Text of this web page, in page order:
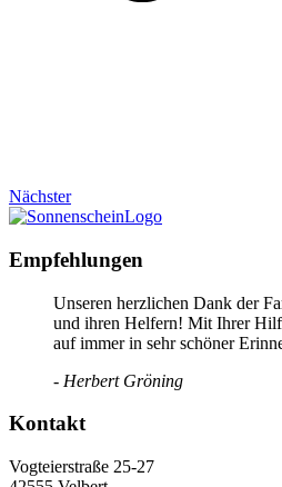
Nächster
Empfehlungen
Unseren herzlichen Dank der
und ihren Helfern! Mit Ihrer
auf immer in sehr schöner
- Herbert Gröning
Kontakt
Vogteierstraße 25-27